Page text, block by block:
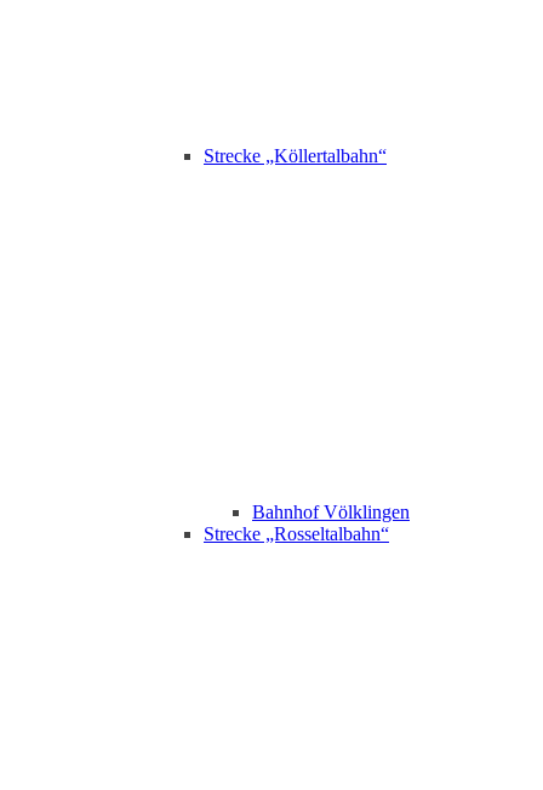
Strecke „Köllertalbahn“
Bahnhof Völklingen
Strecke „Rosseltalbahn“